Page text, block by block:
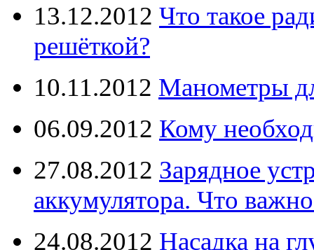
13.12.2012 Что такое
решёткой?
10.11.2012 Манометры
06.09.2012 Кому
27.08.2012 Зарядное
аккумулятора. Что
24.08.2012 Насадка на